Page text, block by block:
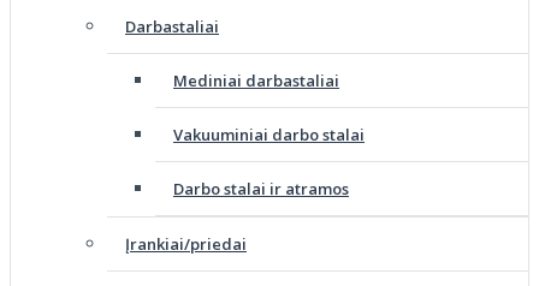
Darbastaliai
Mediniai darbastaliai
Vakuuminiai darbo stalai
Darbo stalai ir atramos
Įrankiai/priedai